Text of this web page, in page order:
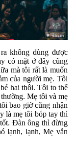
không dùng được
có mặt ở đây cũng
mà tôi rất là muốn
của người mẹ. Tôi
hai thôi. Tôi to thế
Mẹ tôi và mẹ
bao giờ cũng nhận
là mẹ tôi bóp tay thì
Đàn ông thì đừng
lạnh, lạnh, Mẹ vẫn